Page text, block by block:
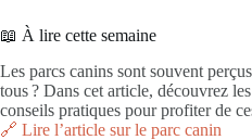
📖 À lire cette semaine
Les parcs canins sont souvent
tous ? Dans cet article, découvrez les
conseils pratiques pour profiter de
🔗 Lire l’article sur le parc canin